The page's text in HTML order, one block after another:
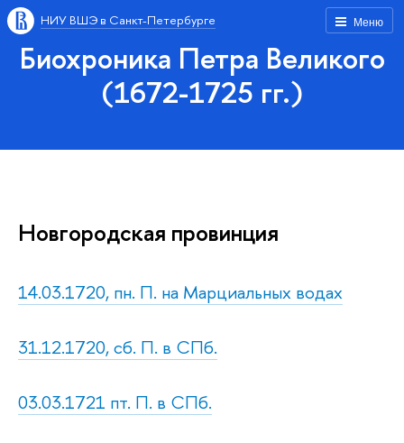
Меню
НИУ ВШЭ в Санкт-Петербурге
Биохроника Петра Великого
(1672-1725 гг.)
Новгородская провинция
14.03.1720, пн. П. на Марциальных водах
31.12.1720, сб. П. в СПб.
03.03.1721 пт. П. в СПб.